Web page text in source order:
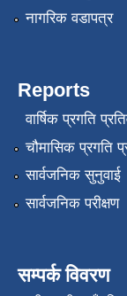
नागरिक वडापत्र
Reports
वार्षिक प्रगति
चौमासिक प्रगति
सार्वजनिक सुनुवाई
सार्वजनिक परीक्षण
सम्पर्क विवरण